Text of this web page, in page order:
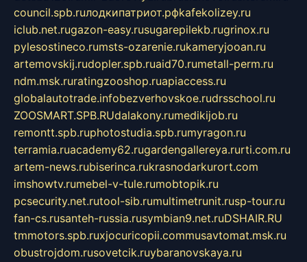
council.spb.ruлодкипатриот.рфkafekolizey.ru
iclub.net.rugazon-easy.rusugarepilekb.rugrinox.ru
pylesostineco.rumsts-ozarenie.rukameryjooan.ru
artemovskij.rudopler.spb.ruaid70.rumetall-perm.ru
ndm.msk.ruratingzooshop.ruapiaccess.ru
globalautotrade.infobezverhovskoe.rudrsschool.ru
ZOOSMART.SPB.RUdalakony.rumedikijob.ru
remontt.spb.ruphotostudia.spb.rumyragon.ru
terramia.ruacademy62.rugardengallereya.rurti.com.ru
artem-news.rubiserinca.rukrasnodarkurort.com
imshowtv.rumebel-v-tule.rumobtopik.ru
pcsecurity.net.rutool-sib.rumultimetrunit.rusp-tour.ru
fan-cs.rusanteh-russia.rusymbian9.net.ruDSHAIR.RU
tmmotors.spb.ruxjocuricopii.commusavtomat.msk.ru
obustrojdom.rusovetcik.ruybaranovskaya.ru